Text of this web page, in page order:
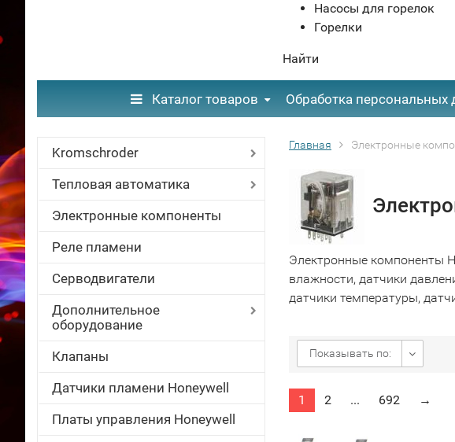
Насосы для горелок
Горелки
Найти
Каталог товаров Обработка персональных
Kromschroder
Тепловая автоматика
Электронные компоненты
Реле пламени
Серводвигатели
Дополнительное
оборудование
Клапаны
Датчики пламени Honeywell
Платы управления Honeywell
Главная Электронные
Электронные компоненты
влажности, датчики
датчики температуры,
Показывать по:
1 2 ... 692 →